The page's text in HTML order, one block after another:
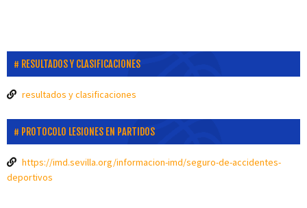
RESULTADOS Y CLASIFICACIONES
resultados y clasificaciones
PROTOCOLO LESIONES EN PARTIDOS
https://imd.sevilla.org/informacion-imd/seguro-de-accidentes-
deportivos